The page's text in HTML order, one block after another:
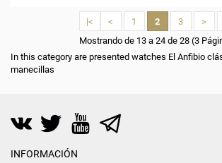
|< < 1 2 3 >
Mostrando de 13 a 24 de 28 (3
In this category are presented watches El Anfibio
manecillas
INFORMACIÓN